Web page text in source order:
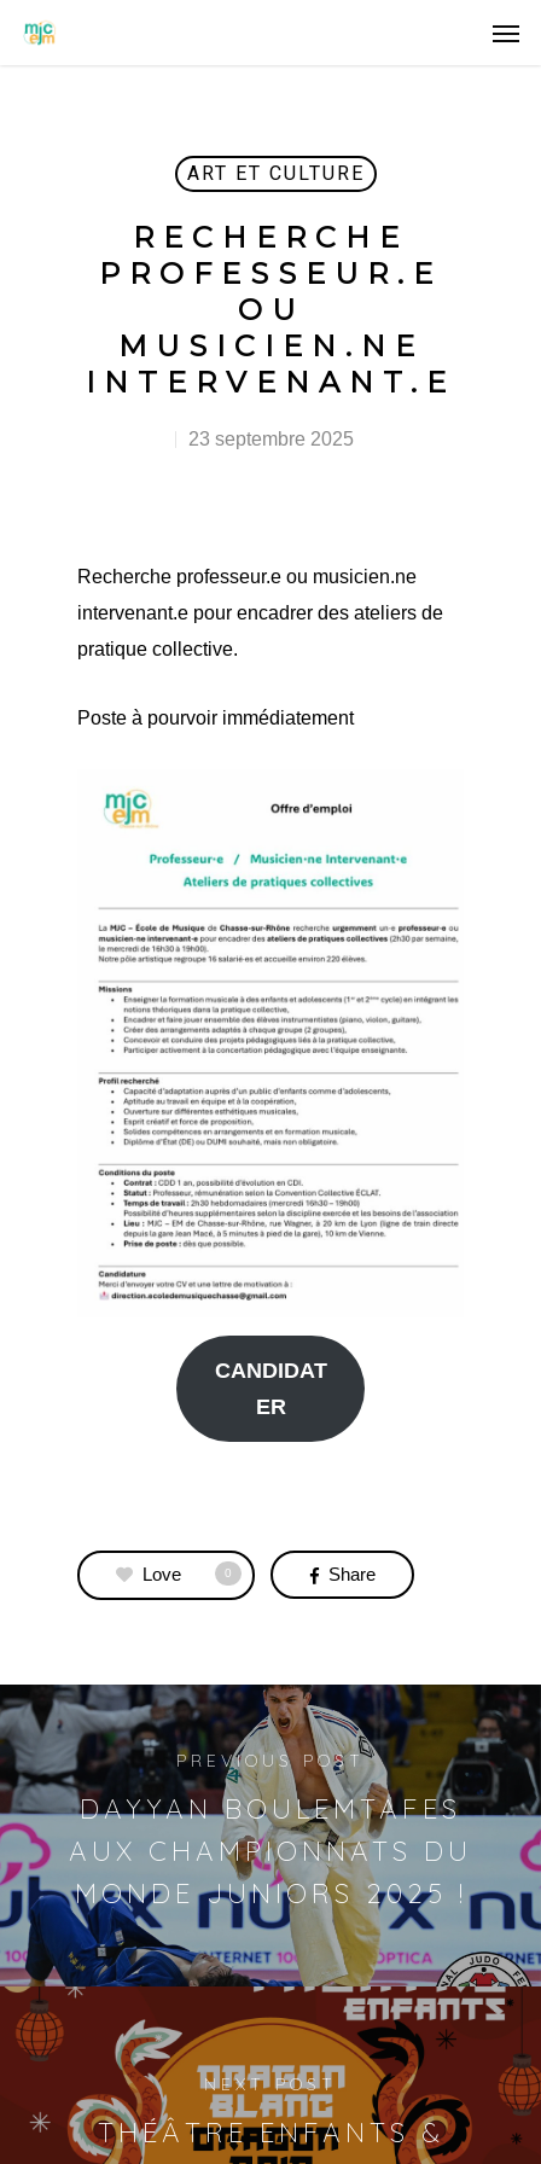
ART ET CULTURE
RECHERCHE
PROFESSEUR.E
OU
MUSICIEN.NE
INTERVENANT.E
23 septembre 2025
Recherche professeur.e ou musicien.ne
intervenant.e pour encadrer des ateliers de
pratique collective.
Poste à pourvoir immédiatement
CANDIDAT
ER
Love 0 Share
PREVIOUS POST
DAYYAN BOULEMTAFES
AUX CHAMPIONNATS DU
MONDE JUNIORS 2025 !
NEXT POST
THÉÂTRE ENFANTS &